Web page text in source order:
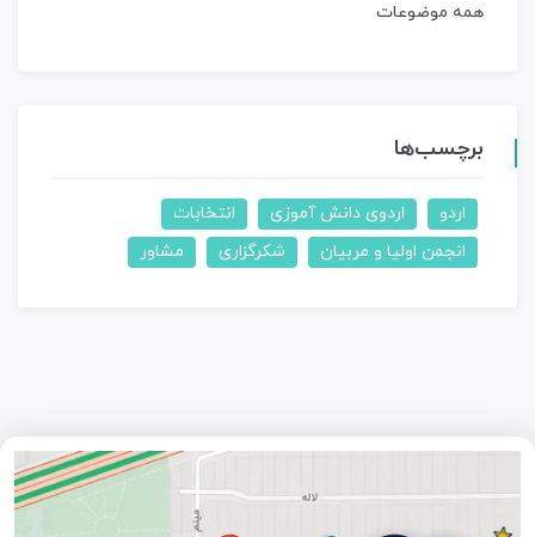
همه موضوعات
برچسب‌ها
اردو اردوی دانش آموزی
انتخابات
انجمن اولیا و مربیان
شکرگزاری مشاور